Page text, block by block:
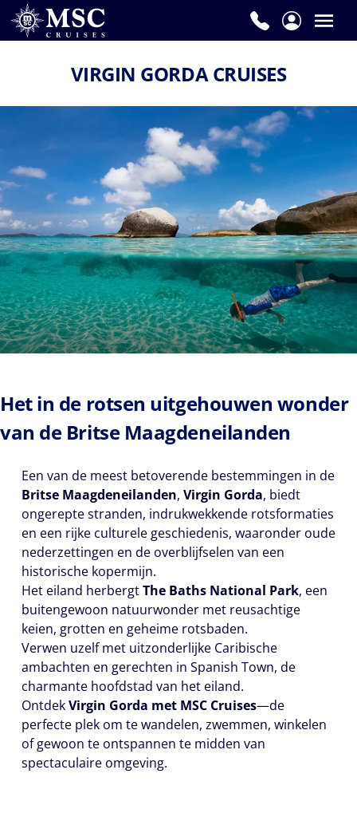
VIRGIN GORDA CRUISES
Het in de rotsen uitgehouwen wonder
van de Britse Maagdeneilanden
Een van de meest betoverende bestemmingen in de
Britse Maagdeneilanden, Virgin Gorda, biedt
ongerepte stranden, indrukwekkende rotsformaties
en een rijke culturele geschiedenis, waaronder oude
nederzettingen en de overblijfselen van een
historische kopermijn.
Het eiland herbergtThe Baths National Park, een
buitengewoon natuurwonder met reusachtige
keien, grotten en geheime rotsbaden.
Verwen uzelf met uitzonderlijke Caribische
ambachten en gerechten in Spanish Town, de
charmante hoofdstad van het eiland.
OntdekVirgin Gorda met MSC Cruises—de
perfecte plek om te wandelen, zwemmen, winkelen
of gewoon te ontspannen te midden van
spectaculaire omgeving.